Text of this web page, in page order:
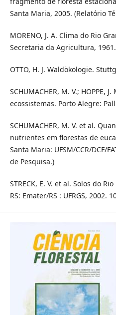
Santa Maria, 2005. (Relatório
MORENO, J. A. Clima do Rio
Secretaria da Agricultura,
OTTO, H. J. Waldökologie.
SCHUMACHER, M. V.; HOPPE,
ecossistemas. Porto Alegre:
SCHUMACHER, M. V. et al.
nutrientes em florestas de
Santa Maria: UFSM/CCR/DCF/
de Pesquisa.)
STRECK, E. V. et al. Solos do
RS: Emater/RS : UFRGS, 2002.